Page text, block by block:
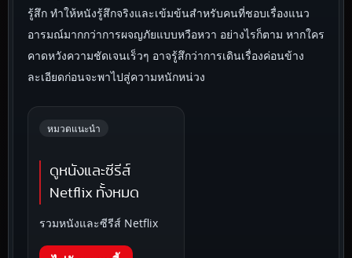
รู้สึก ทำให้หนังรู้สึกจริงและเข้มข้นสำหรับคนที่ชอบเรื่องแนว
อารมณ์มากกว่าการผจญภัยแบบหวือหวา อย่างไรก็ตาม หากใคร
คาดหวังความชัดเจนเร็วๆ อาจรู้สึกว่าการเดินเรื่องค่อนข้าง
ละเอียดก่อนจะพาไปสู่ความหนักหน่วง
หมวดแนะนำ
ดูหนังและซีรีส์
Netflix ทั้งหมด
รวมหนังและซีรีส์ Netflix